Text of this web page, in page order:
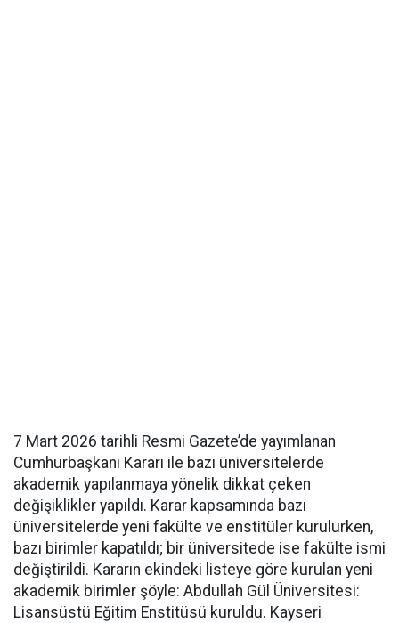
7 Mart 2026 tarihli Resmi Gazete’de yayımlanan
Cumhurbaşkanı Kararı ile bazı üniversitelerde
akademik yapılanmaya yönelik dikkat çeken
değişiklikler yapıldı. Karar kapsamında bazı
üniversitelerde yeni fakülte ve enstitüler kurulurken,
bazı birimler kapatıldı; bir üniversitede ise fakülte ismi
değiştirildi. Kararın ekindeki listeye göre kurulan yeni
akademik birimler şöyle: Abdullah Gül Üniversitesi:
Lisansüstü Eğitim Enstitüsü kuruldu. Kayseri